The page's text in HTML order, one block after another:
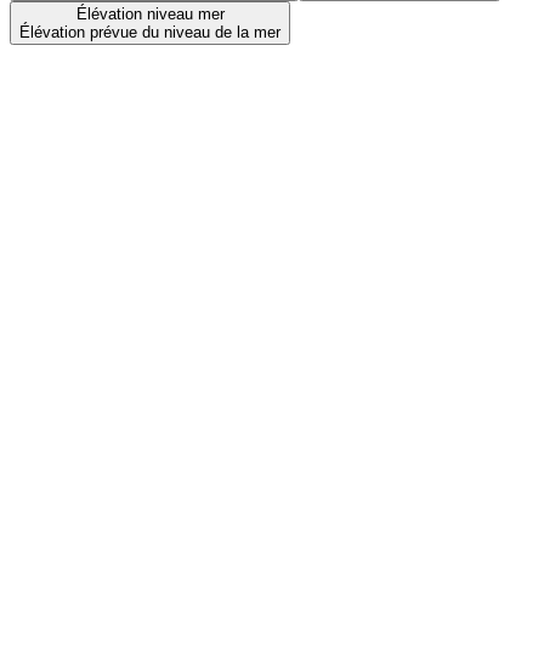
Élévation niveau mer
Élévation prévue du niveau de la mer